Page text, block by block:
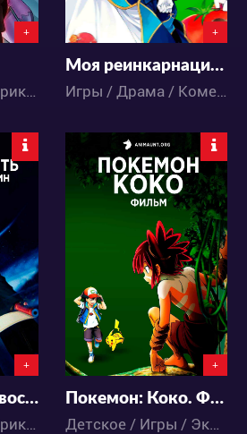
+
Игры / Драма / Приключения / Фантастика / Фэнтези / Аниме
+
Моя реинкарнация в отомэ-игре в качестве главной злодейки
Игры / Драма / Комедия / Романтика / Фэнтези / Школа / Аниме
+
Девять-девять восемьдесят один
Игры / Экшен / Приключения / Фэнтези / Аниме
44707
5
+
Покемон: Коко. Фильм
Детское / Игры / Экшен / Комедия / Приключения / Фэнтези / Аниме